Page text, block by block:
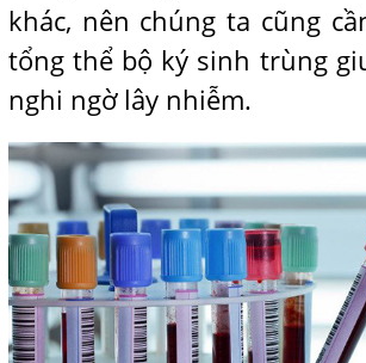
khác, nên chúng ta cũng
tổng thể bộ ký sinh trùng
nghi ngờ lây nhiễm.